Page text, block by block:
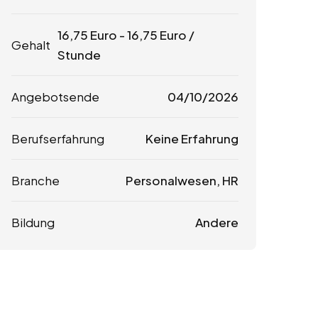
Gehalt
16,75 Euro -16,75 Euro /
Stunde
Angebotsende 04/10/2026
Berufserfahrung Keine Erfahrung
Branche Personalwesen, HR
Bildung Andere